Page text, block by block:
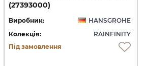
(27393000)
Виробник:
HANSGROHE
Колекція:
RAINFINITY
Під замовлення